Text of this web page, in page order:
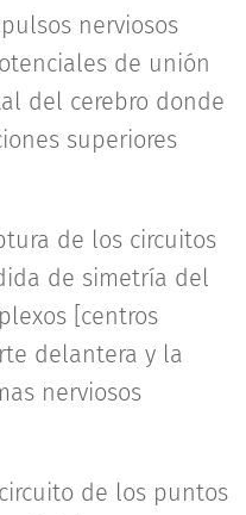
nerviosos
de unión
del cerebro donde
superiores
de los circuitos
de simetría del
[centros
delantera y la
nerviosos
de los puntos